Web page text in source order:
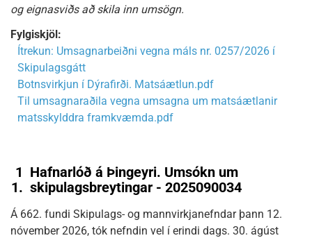
og eignasviðs að skila inn umsögn.
Fylgiskjöl:
Ítrekun: Umsagnarbeiðni vegna máls nr. 0257/2026 í
Skipulagsgátt
Botnsvirkjun í Dýrafirði. Matsáætlun.pdf
Til umsagnaraðila vegna umsagna um matsáætlanir
matsskylddra framkvæmda.pdf
1
1.
Hafnarlóð á Þingeyri. Umsókn um
skipulagsbreytingar - 2025090034
Á 662. fundi Skipulags- og mannvirkjanefndar þann 12.
nóvember 2026, tók nefndin vel í erindi dags. 30. ágúst